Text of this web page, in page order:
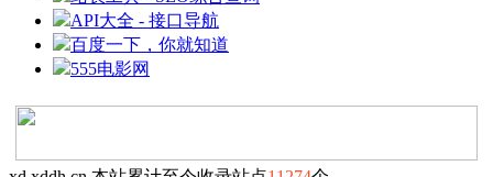
API大全 - 接口导航
百度一下，你就知道
555电影网